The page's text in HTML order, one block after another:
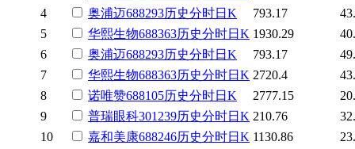
4
奥浦迈688293历史分时日K 793.17
5
华熙生物688363历史分时日K 1930.29
6
奥浦迈688293历史分时日K 793.17
7
华熙生物688363历史分时日K 2720.4
8
诺唯赞688105历史分时日K 2777.15
9
普瑞眼科301239历史分时日K 210.76
10
嘉和美康688246历史分时日K 1130.86